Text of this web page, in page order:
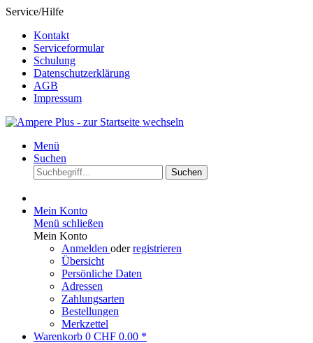
Service/Hilfe
Kontakt
Serviceformular
Schulung
Datenschutzerklärung
AGB
Impressum
Menü
Suchen
Suchen
Mein Konto
Menü schließen
Mein Konto
Anmelden oderregistrieren
Übersicht
Persönliche Daten
Adressen
Zahlungsarten
Bestellungen
Merkzettel
Warenkorb 0 CHF 0.00 *